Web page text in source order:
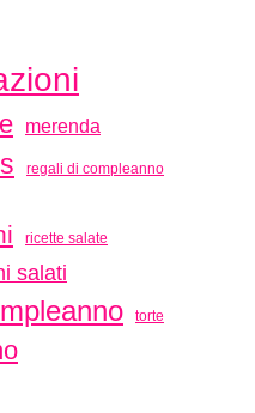
merenda
regali di compleanno
ricette salate
salati
torte